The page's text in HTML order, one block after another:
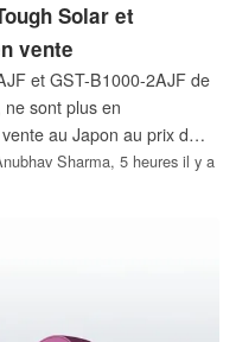
Solar et
vente
et GST-B1000-2AJF de
ne sont plus en
au Japon au prix de
de 58 grammes, elles
Sharma, 5 heures il y a